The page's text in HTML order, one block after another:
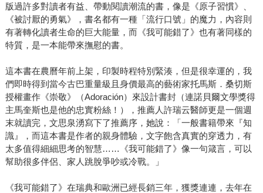
版過許多對讀者有益、帶動閱讀潮流的書，像是《原子習慣》、
《被討厭的勇氣》，書名都有一種「流行口號」的魔力，內容則
有著轉化讀者生命的巨大能量，而《我可能錯了》也有著同樣的
特質，是一本能帶來撫慰的書。
這本書在農曆年前上架，印製時程特別緊湊，但是很幸運的，我
們即時得到當今古巴重量級且身價最高的藝術家托馬斯．桑切斯
授權畫作《崇敬》（Adoración）來設計書封（連諾貝爾文學獎得
主馬奎斯也是他的忠實粉絲！），推薦人許瑞云醫師更是一個週
末就讀完，文思泉湧寫下了推薦序，她說：「一般書籍帶來『知
識』，而這本書是作者的親身體驗，文字飽含真實的穿透力，有
太多值得細細思考的智慧……《我可能錯了》像一句箴言，可以
幫助很多伴侶、家人跳脫爭吵或冷戰。」
《我可能錯了》在瑞典和歐洲已經長銷三年，獲獎連連，去年在